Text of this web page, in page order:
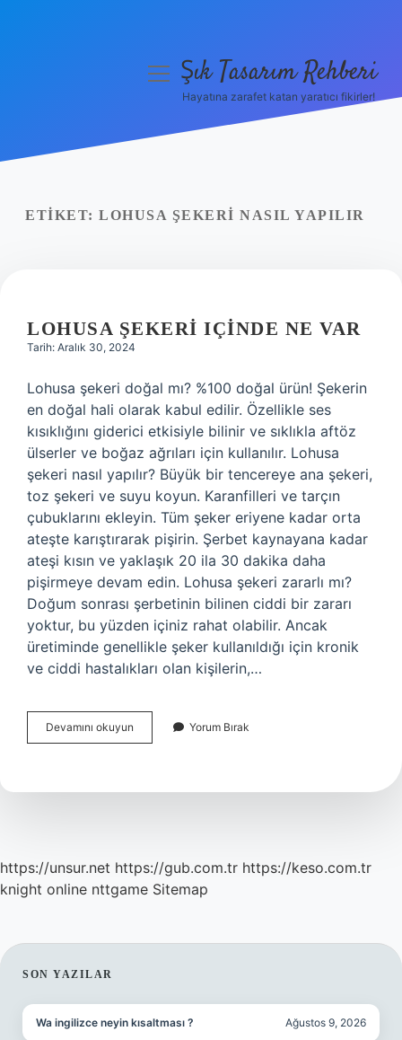
Yasal Uyarı
menüyüŞık Tasarım Rehberi
Hayatına zarafet katan yaratıcı fikirler!
ETIKET: LOHUSA ŞEKERI NASIL YAPILIR
LOHUSA ŞEKERI IÇINDE NE VAR
Tarih: Aralık 30, 2024
Lohusa şekeri doğal mı? %100 doğal ürün! Şekerin
en doğal hali olarak kabul edilir. Özellikle ses
kısıklığını giderici etkisiyle bilinir ve sıklıkla aftöz
ülserler ve boğaz ağrıları için kullanılır. Lohusa
şekeri nasıl yapılır? Büyük bir tencereye ana şekeri,
toz şekeri ve suyu koyun. Karanfilleri ve tarçın
çubuklarını ekleyin. Tüm şeker eriyene kadar orta
ateşte karıştırarak pişirin. Şerbet kaynayana kadar
ateşi kısın ve yaklaşık 20 ila 30 dakika daha
pişirmeye devam edin. Lohusa şekeri zararlı mı?
Doğum sonrası şerbetinin bilinen ciddi bir zararı
yoktur, bu yüzden içiniz rahat olabilir. Ancak
üretiminde genellikle şeker kullanıldığı için kronik
ve ciddi hastalıkları olan kişilerin,…
Devamını okuyun
Şekeri
Var
Yorum Bırak
https://unsur.net https://gub.com.tr https://keso.com.tr
knight online nttgame Sitemap
SIDEBAR
SON YAZILAR
Wa ingilizce neyin kısaltması ? Ağustos 9, 2026